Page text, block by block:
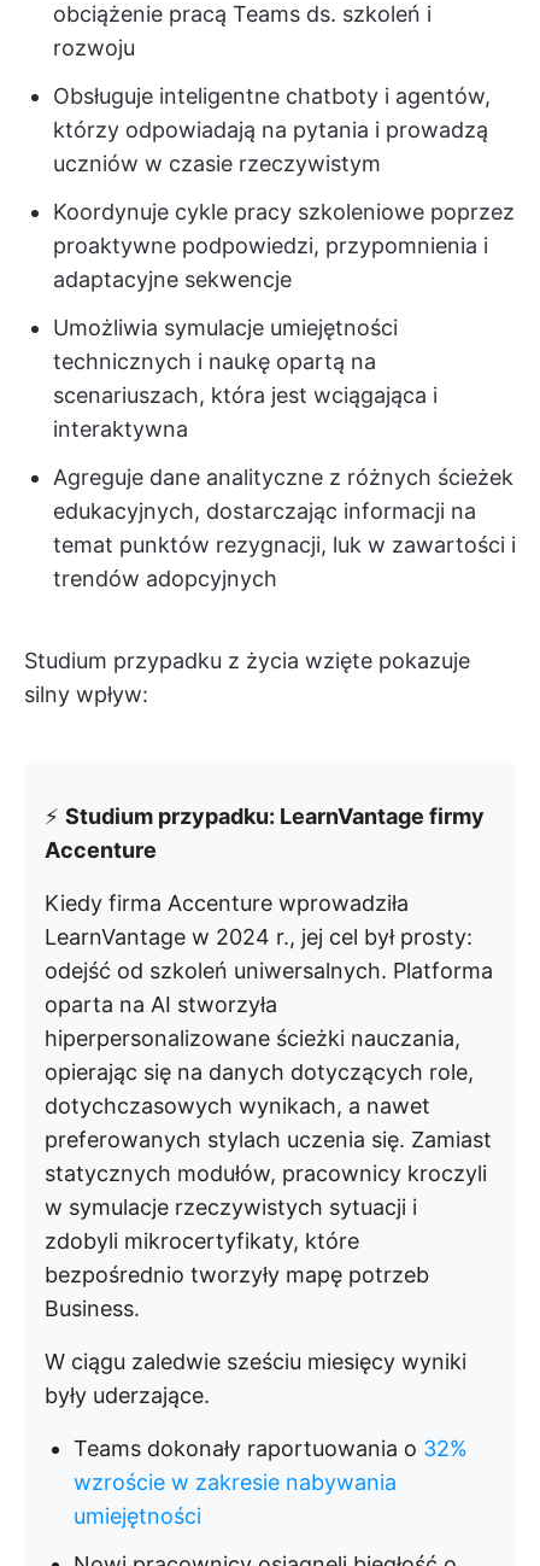
obciążenie pracą Teams ds. szkoleń i
rozwoju
Obsługuje inteligentne chatboty i agentów,
którzy odpowiadają na pytania i prowadzą
uczniów w czasie rzeczywistym
Koordynuje cykle pracy szkoleniowe poprzez
proaktywne podpowiedzi, przypomnienia i
adaptacyjne sekwencje
Umożliwia symulacje umiejętności
technicznych i naukę opartą na
scenariuszach, która jest wciągająca i
interaktywna
Agreguje dane analityczne z różnych ścieżek
edukacyjnych, dostarczając informacji na
temat punktów rezygnacji, luk w zawartości i
trendów adopcyjnych
Studium przypadku z życia wzięte pokazuje
silny wpływ:
⚡️ Studium przypadku: LearnVantage firmy
Accenture
Kiedy firma Accenture wprowadziła
LearnVantage w 2024 r., jej cel był prosty:
odejść od szkoleń uniwersalnych. Platforma
oparta na AI stworzyła
hiperpersonalizowane ścieżki nauczania,
opierając się na danych dotyczących role,
dotychczasowych wynikach, a nawet
preferowanych stylach uczenia się. Zamiast
statycznych modułów, pracownicy kroczyli
w symulacje rzeczywistych sytuacji i
zdobyli mikrocertyfikaty, które
bezpośrednio tworzyły mapę potrzeb
Business.
W ciągu zaledwie sześciu miesięcy wyniki
były uderzające.
Teams dokonały raportuowania o 32%
wzroście w zakresie nabywania
umiejętności